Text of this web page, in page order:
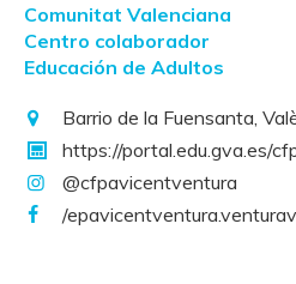
Comunitat Valenciana
Centro colaborador
Educación de Adultos
Barrio de la Fuensanta,
https://portal.edu.gva.es/
@cfpavicentventura
/